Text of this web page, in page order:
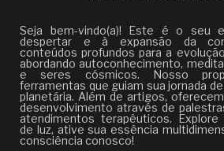
Seja bem-vindo(a)! Este é o seu
despertar e à expansão da
conteúdos profundos para a
abordando autoconhecimento,
e seres cósmicos. Nosso
ferramentas que guiam sua jornada
planetária. Além de artigos,
desenvolvimento através de
atendimentos terapêuticos.
de luz, ative sua essência
consciência conosco!